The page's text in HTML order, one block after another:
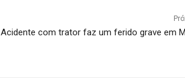
Acidente com trator faz um ferido grave em